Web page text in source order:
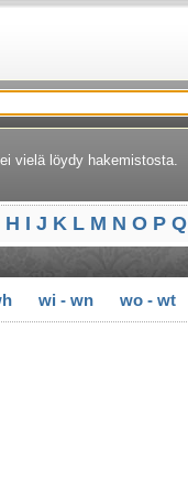
vielä löydy hakemistosta.
H I J K L M N O P Q
wi - wn wo - wt